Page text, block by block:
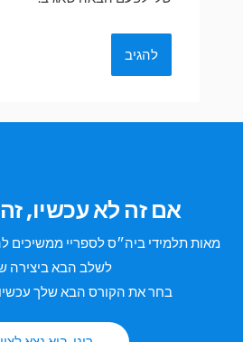
אם זה לא עכשיו,
מאות תלמידי ביה״ס לספריי ממשיכים
לשלב הבא ביצירה
בחר את הקורס הבא שלך עכשיו,